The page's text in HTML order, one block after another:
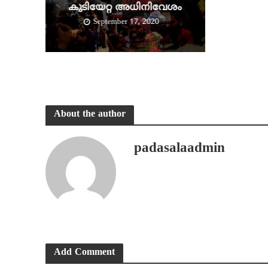
കുടിയേറ്റ അധിനിവേശം
September 17, 2020
About the author
padasalaadmin
Add Comment